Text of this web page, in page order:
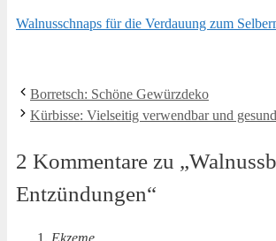
Wal­nusschnaps für die Ver­dau­ung zum
Bor­retsch: Schö­ne Gewürzdeko
Kür­bis­se: Viel­sei­tig ver­wend­bar und gesund
2 Kommentare zu
Entzündungen“